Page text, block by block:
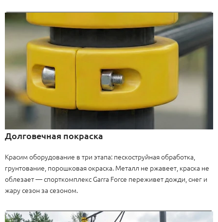
Долговечная покраска
Красим оборудование в три этапа: пескоструйная обработка,
грунтование, порошковая окраска. Металл не ржавеет, краска не
облезает — спорткомплекс Garra Force переживет дожди, снег и
жару сезон за сезоном.